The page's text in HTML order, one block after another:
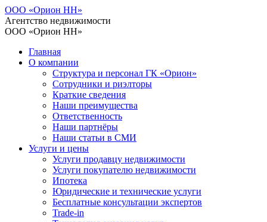
ООО «Орион НН»
Агентство недвижимости
ООО «Орион НН»
Главная
О компании
Структура и персонал ГК «Орион»
Сотрудники и риэлторы
Краткие сведения
Наши преимущества
Ответственность
Наши партнёры
Наши статьи в СМИ
Услуги и цены
Услуги продавцу недвижимости
Услуги покупателю недвижимости
Ипотека
Юридические и технические услуги
Бесплатные консультации экспертов
Trade-in